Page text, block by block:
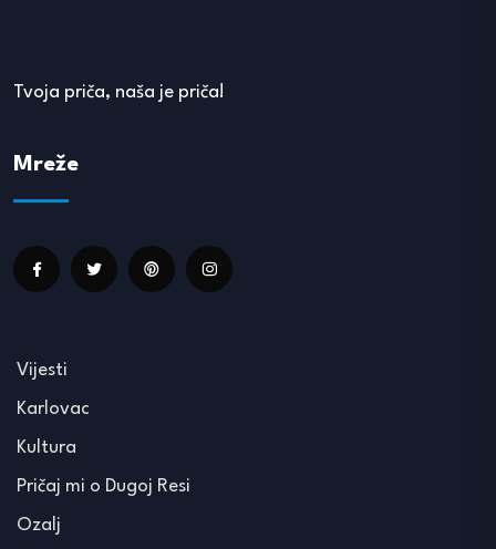
Tvoja priča, naša je priča!
Mreže
Vijesti
Karlovac
Kultura
Pričaj mi o Dugoj Resi
Ozalj